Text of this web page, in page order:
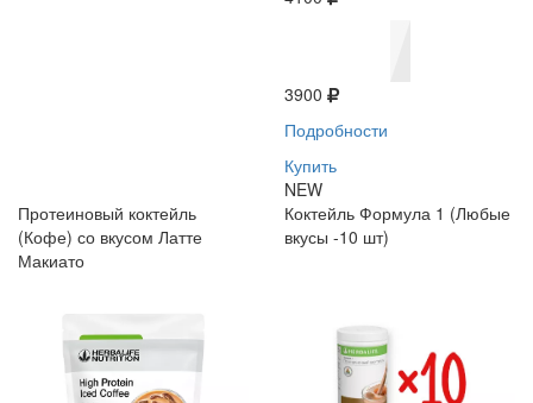
3900
Подробности
Купить
NEW
Протеиновый коктейль
(Кофе) со вкусом Латте
Макиато
Коктейль Формула 1 (Любые
вкусы -10 шт)